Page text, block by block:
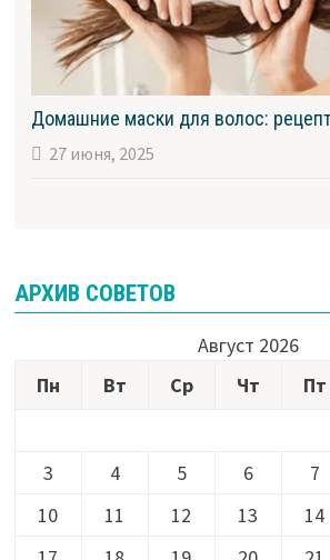
Домашние маски для волос:
27 июня, 2025
АРХИВ СОВЕТОВ
Август 2026
Пн
Вт Ср Чт Пт
3
4 5 6 7
10
11 12 13 14